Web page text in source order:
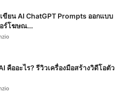
ขียน AI ChatGPT Prompts ออกแบบ
ร์โฆษณ...
คืออะไร? รีวิวเครื่องมือสร้างวิดีโอตัว